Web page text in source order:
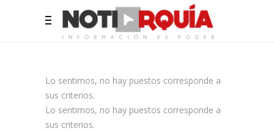
Lo sentimos, no hay puestos corresponde a
sus criterios.
Lo sentimos, no hay puestos corresponde a
sus criterios.